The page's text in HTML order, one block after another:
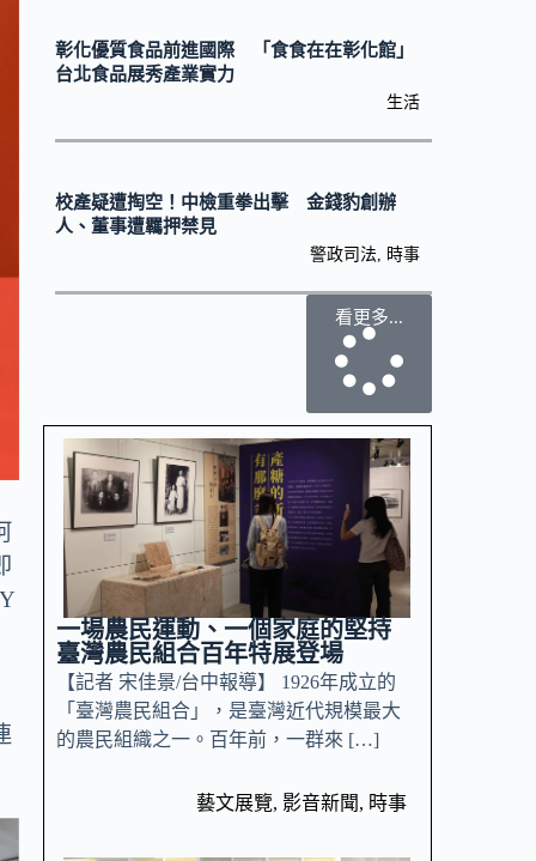
彰化優質食品前進國際 「食食在在彰化館」
台北食品展秀產業實力
生活
校產疑遭掏空！中檢重拳出擊 金錢豹創辦
人、董事遭羈押禁見
警政司法, 時事
看更多...
一場農民運動、一個家庭的堅持
臺灣農民組合百年特展登場
【記者 宋佳景/台中報導】 1926年成立的
「臺灣農民組合」，是臺灣近代規模最大
的農民組織之一。百年前，一群來 […]
藝文展覽, 影音新聞, 時事